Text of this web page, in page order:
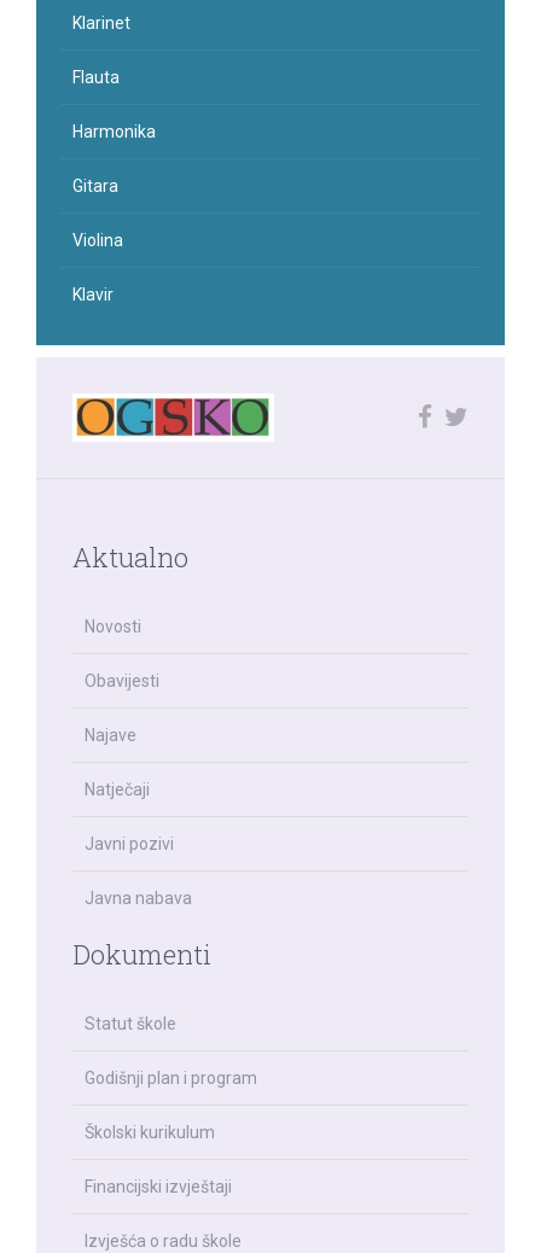
Klarinet
Flauta
Harmonika
Gitara
Violina
Klavir
Aktualno
Novosti
Obavijesti
Najave
Natječaji
Javni pozivi
Javna nabava
Dokumenti
Statut škole
Godišnji plan i program
Školski kurikulum
Financijski izvještaji
Izvješća o radu škole